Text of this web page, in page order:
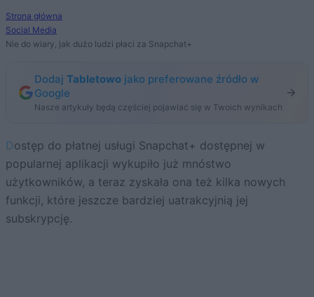
Strona główna
Social Media
Nie do wiary, jak dużo ludzi płaci za Snapchat+
Dodaj Tabletowo jako preferowane źródło w
Google
Nasze artykuły będą częściej pojawiać się w Twoich wynikach
Dostęp do płatnej usługi Snapchat+ dostępnej w
popularnej aplikacji wykupiło już mnóstwo
użytkowników, a teraz zyskała ona też kilka nowych
funkcji, które jeszcze bardziej uatrakcyjnią jej
subskrypcję.